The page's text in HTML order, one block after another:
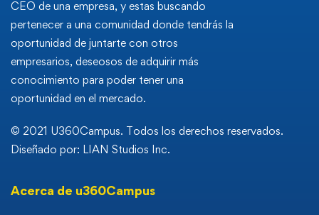
CEO de una empresa, y estas buscando
pertenecer a una comunidad donde tendrás la
oportunidad de juntarte con otros
empresarios, deseosos de adquirir más
conocimiento para poder tener una
oportunidad en el mercado.
© 2021 U360Campus. Todos los derechos reservados.
Diseñado por: LIAN Studios Inc.
Acerca de u360Campus